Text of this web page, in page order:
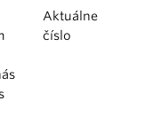
Aktuálne
číslo